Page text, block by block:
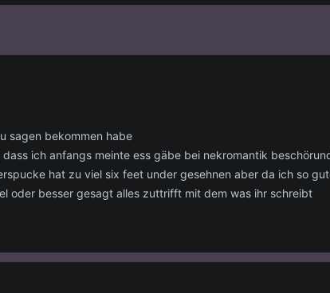
sagen bekommen habe
ich anfangs meinte ess gäbe bei nekromantik
hat zu viel six feet under gesehnen aber da ich so
oder besser gesagt alles zuttrifft mit dem was ihr schreibt